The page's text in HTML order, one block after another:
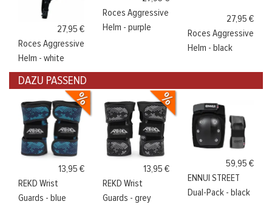
27,95 €
Roces Aggressive
Helm - white
Roces Aggressive
Helm - purple
27,95 €
Roces Aggressive
Helm - black
DAZU PASSEND
13,95 €
REKD Wrist
Guards - blue
13,95 €
REKD Wrist
Guards - grey
59,95 €
ENNUI STREET
Dual-Pack - black